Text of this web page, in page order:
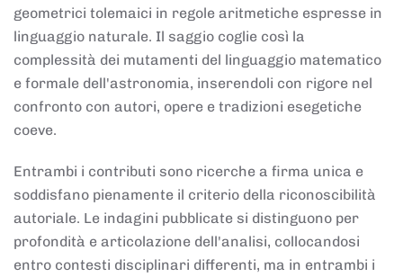
geometrici tolemaici in regole aritmetiche espresse in
linguaggio naturale. Il saggio coglie così la
complessità dei mutamenti del linguaggio matematico
e formale dell'astronomia, inserendoli con rigore nel
confronto con autori, opere e tradizioni esegetiche
coeve.
Entrambi i contributi sono ricerche a firma unica e
soddisfano pienamente il criterio della riconoscibilità
autoriale. Le indagini pubblicate si distinguono per
profondità e articolazione dell'analisi, collocandosi
entro contesti disciplinari differenti, ma in entrambi i